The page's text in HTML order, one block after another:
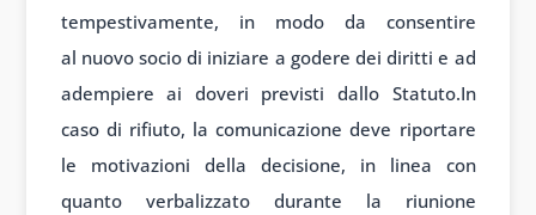
tempestivamente, inmodo da consentire
al nuovo socio di iniziare a godere dei diritti e ad
adempiere ai doveri previsti dallo Statuto.In
casodi rifiuto, la comunicazione deve riportare
le motivazioni della decisione, inlinea con
quantoverbalizzato durante la riunione